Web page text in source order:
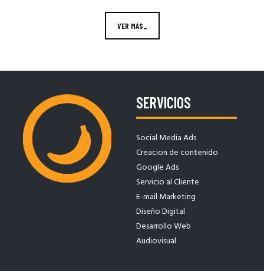
VER MÁS_
SERVICIOS
Social Media Ads
Creacion de contenido
Google Ads
Servicio al Cliente
E-mail Marketing
Diseño Digital
Desarrollo Web
Audiovisual